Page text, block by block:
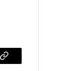
Copy